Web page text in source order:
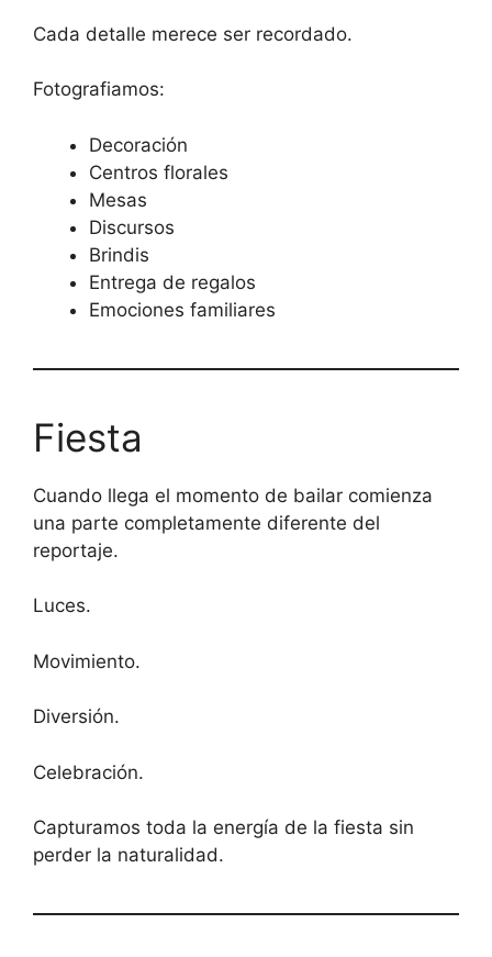
Cada detalle merece ser recordado.
Fotografiamos:
Decoración
Centros florales
Mesas
Discursos
Brindis
Entrega de regalos
Emociones familiares
Fiesta
Cuando llega el momento de bailar comienza
una parte completamente diferente del
reportaje.
Luces.
Movimiento.
Diversión.
Celebración.
Capturamos toda la energía de la fiesta sin
perder la naturalidad.